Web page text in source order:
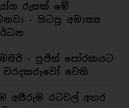
රුසක් මේ
- හිටපු අමාත්‍ය
- පූජිත් පෝරකයට
වරදකරුවෝ වෙති
අසීරුම රටවල් අතර